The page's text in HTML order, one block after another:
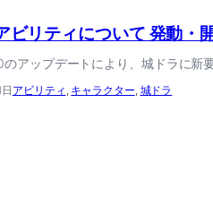
ビリティについて 発動・
アップデートにより、城ドラに新
アビリティ , キャラクター, 城ドラ